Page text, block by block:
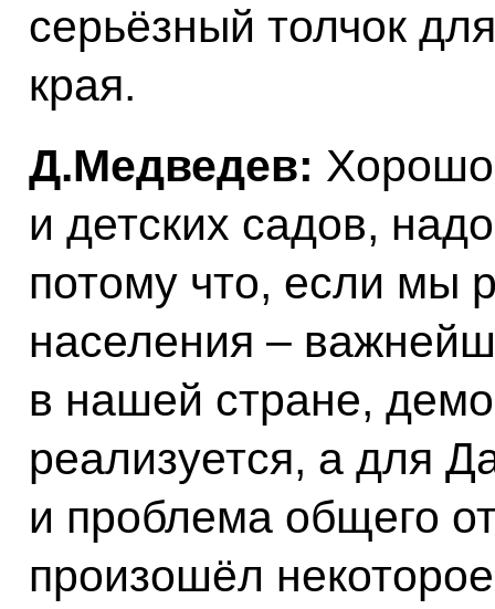
серьёзный толчок
края.
Д.Медведев:
и детских садов,
потому что, если мы
населения –
в нашей стране,
реализуется, а для
и проблема общего
произошёл